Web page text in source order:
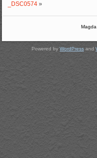
_DSC0574 »
Powered by WordPress and